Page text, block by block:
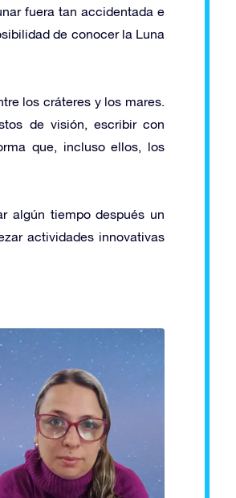
fuera tan accidentada e
de conocer la Luna
los cráteres y los mares.
de visión, escribir con
que, incluso ellos, los
algún tiempo después un
actividades innovativas